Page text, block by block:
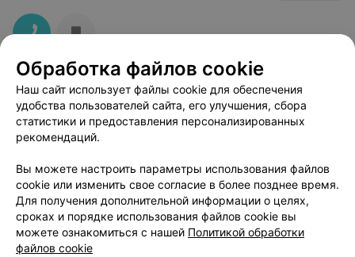
общения.
Брестский областной противотуберкулезный диспансер
Брест, ул. Медицинская, 9
Обработка файлов cookie
Наш сайт использует файлы cookie для обеспечения
удобства пользователей сайта, его улучшения, сбора
статистики и предоставления персонализированных
рекомендаций.
Вы можете настроить параметры использования файлов
cookie или изменить свое согласие в более позднее время.
Для получения дополнительной информации о целях,
сроках и порядке использования файлов cookie вы
можете ознакомиться с нашей Политикой обработки
файлов cookie